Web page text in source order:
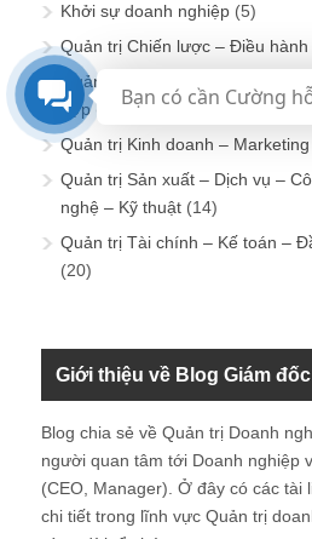
Khởi sự doanh nghiệp (5)
Quản trị Chiến lược – Điều hành
Quản trị Hành chính – Nhân sự –
hợp(90)
Quản trị Kinh doanh – Marketing
Quản trị Sản xuất – Dịch vụ –
nghệ – Kỹ thuật (14)
Quản trị Tài chính – Kế toán –
(20)
Giới thiệu về Blog Giám đốc
Blog chia sẻ về Quản trị Doanh
người quan tâm tới Doanh nghiệp
(CEO, Manager). Ở đây có các tài
chi tiết trong lĩnh vực Quản trị
Bạn có cần Cường